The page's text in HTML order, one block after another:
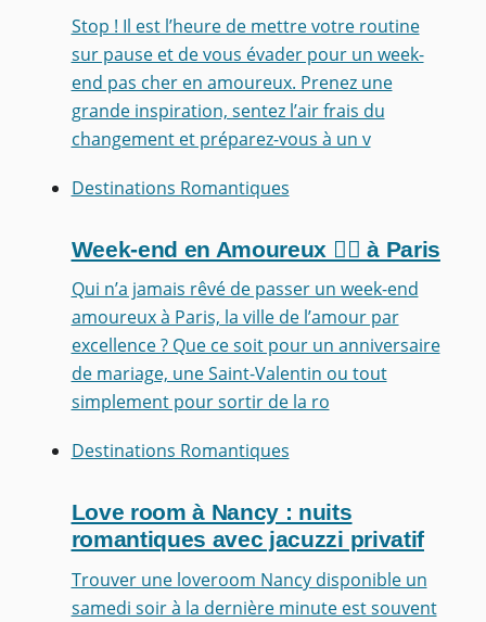
Stop ! Il est l’heure de mettre votre routine
sur pause et de vous évader pour un week-
end pas cher en amoureux. Prenez une
grande inspiration, sentez l’air frais du
changement et préparez-vous à un v
Destinations Romantiques
Week-end en Amoureux ❤️‍🔥 à Paris
Qui n’a jamais rêvé de passer un week-end
amoureux à Paris, la ville de l’amour par
excellence ? Que ce soit pour un anniversaire
de mariage, une Saint-Valentin ou tout
simplement pour sortir de la ro
Destinations Romantiques
Love room à Nancy : nuits
romantiques avec jacuzzi privatif
Trouver une loveroom Nancy disponible un
samedi soir à la dernière minute est souvent